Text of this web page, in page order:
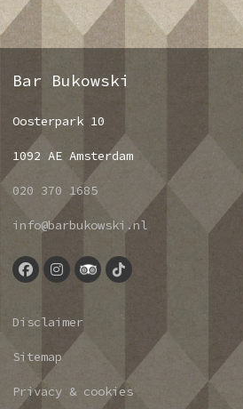
Bar Bukowski
Oosterpark 10
1092 AE Amsterdam
020 370 1685
info@barbukowski.nl
Disclaimer
Sitemap
Privacy & cookies